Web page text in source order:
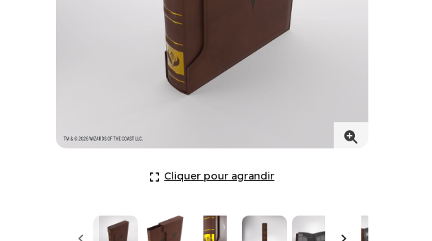
Binder: Card Almanac: 18 pkt: Magic: The Gathering-Secrets of
Cliquer pour agrandir